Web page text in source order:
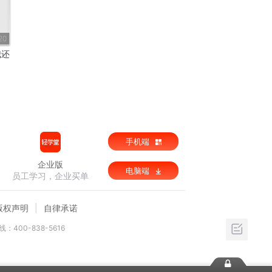
企业版
员工学习，企业买单
手机端
电脑端
权声明 自律承诺
：400-838-5616